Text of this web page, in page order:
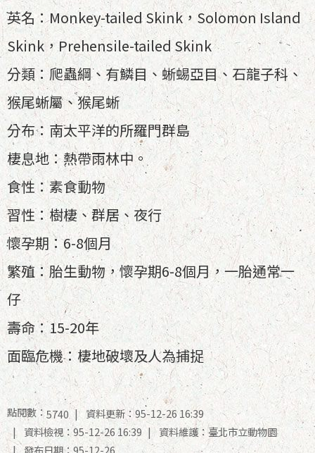
英名：Monkey-tailed Skink，Solomon Island
Skink，Prehensile-tailed Skink
分類：爬蟲綱、有鱗目、蜥蜴亞目、石龍子科、
猴尾蜥屬、猴尾蜥
分布：南太平洋的所羅門群島
棲息地：熱帶雨林中。
食性：素食動物
習性：樹棲、群居、夜行
懷孕期：6-8個月
繁殖：胎生動物，懷孕期6-8個月，一胎通常一
仔
壽命：15-20年
面臨危機：棲地破壞及人為捕捉
點閱數： 5740
資料更新：95-12-26 16:39
資料檢視：95-12-26 16:39
資料維護：臺北市立動物園
發布日期：95-12-26